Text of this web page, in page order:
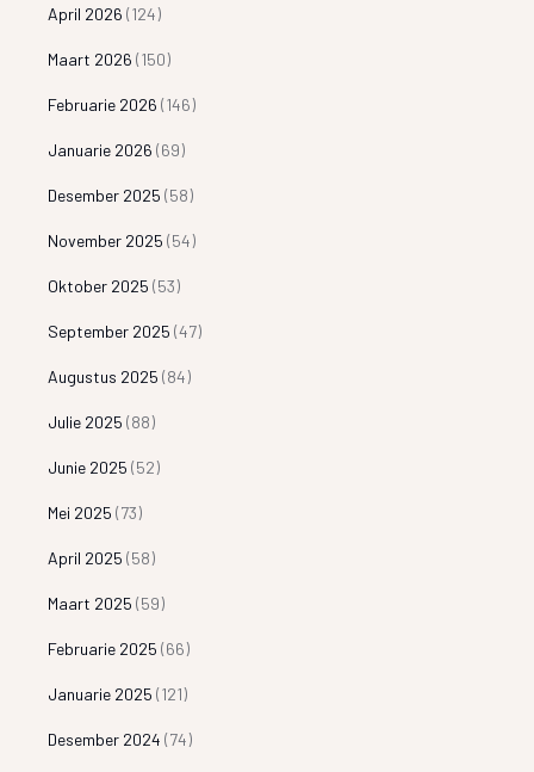
April 2026 (124)
Maart 2026 (150)
Februarie 2026 (146)
Januarie 2026 (69)
Desember 2025 (58)
November 2025 (54)
Oktober 2025 (53)
September 2025 (47)
Augustus 2025 (84)
Julie 2025 (88)
Junie 2025 (52)
Mei 2025 (73)
April 2025 (58)
Maart 2025 (59)
Februarie 2025 (66)
Januarie 2025 (121)
Desember 2024 (74)